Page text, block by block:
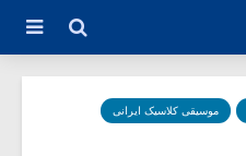
موسیقی کلاسیک ایرانی